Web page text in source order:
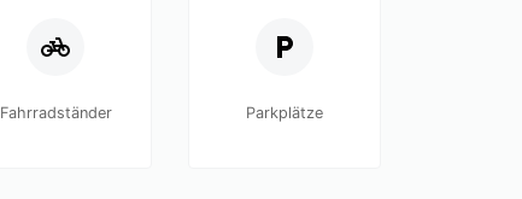
Fahrradständer Parkplätze